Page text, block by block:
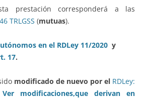
prestación corresponderá a las
TRLGSS (mutuas).
en el RDLey 11/2020 y
17.
modificado de nuevo por el RDLey:
Ver modificaciones,que derivan en